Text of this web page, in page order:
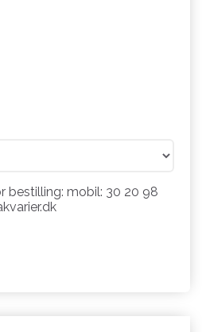
bestilling: mobil: 30 20 98